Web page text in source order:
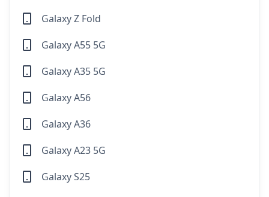
Galaxy Z Fold
Galaxy A55 5G
Galaxy A35 5G
Galaxy A56
Galaxy A36
Galaxy A23 5G
Galaxy S25